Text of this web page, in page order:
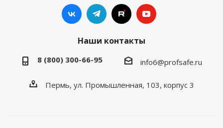
Наши контакты
8 (800) 300-66-95 info6@profsafe.ru
Пермь, ул. Промышленная, 103, корпус 3